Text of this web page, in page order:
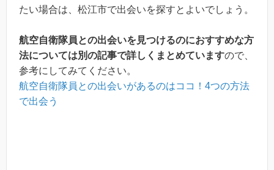
たい場合は、松江市で出会いを探すとよいでしょう。
航空自衛隊員との出会いを見つけるのにおすすめな方
法については別の記事で詳しくまとめていますので、
参考にしてみてください。
航空自衛隊員との出会いがあるのはココ！4つの方法
で出会う